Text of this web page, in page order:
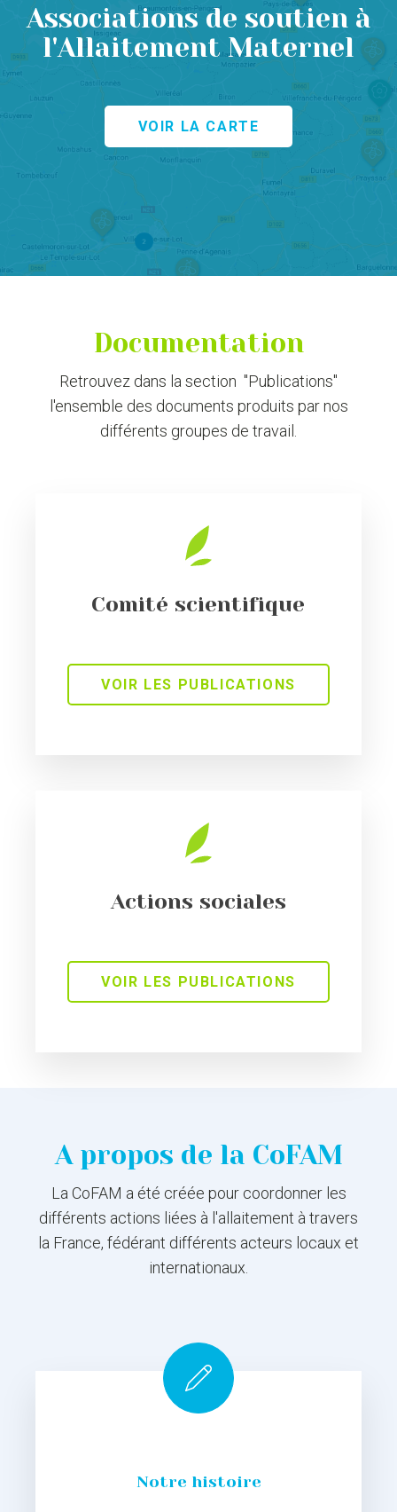
Associations de soutien à
l'Allaitement Maternel
VOIR LA CARTE
Documentation
Retrouvez dans la section "Publications"
l'ensemble des documents produits par nos
différents groupes de travail.
Comité scientifique
VOIR LES PUBLICATIONS
Actions sociales
VOIR LES PUBLICATIONS
A propos de la CoFAM
La CoFAM a été créée pour coordonner les
différents actions liées à l'allaitement à travers
la France, fédérant différents acteurs locaux et
internationaux.
Notre histoire